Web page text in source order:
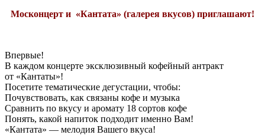
Москонцерт и «Кантата» (галерея вкусов) приглашают!
Впервые!
В каждом концерте эксклюзивный кофейный антракт
от «Кантаты»!
Посетите тематические дегустации, чтобы:
Почувствовать, как связаны кофе и музыка
Сравнить по вкусу и аромату 18 сортов кофе
Понять, какой напиток подходит именно Вам!
«Кантата» — мелодия Вашего вкуса!